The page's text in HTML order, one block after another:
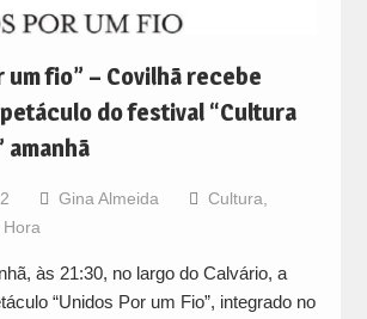
um fio” – Covilhã recebe
do festival “Cultura
amanhã
Gina Almeida Cultura,
Hora
às 21:30, no largo do Calvário, a
“Unidos Por um Fio”, integrado no